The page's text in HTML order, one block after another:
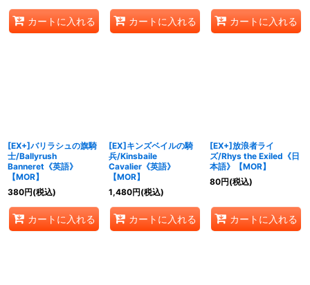
カートに入れる カートに入れる カートに入れる
[EX+]バリラシュの旗騎
士/Ballyrush
Banneret《英語》
【MOR】
380円(税込)
カートに入れる
[EX]キンズベイルの騎
兵/Kinsbaile
Cavalier《英語》
【MOR】
1,480円(税込)
カートに入れる
[EX+]放浪者ライ
ズ/Rhys the Exiled《日
本語》【MOR】
80円(税込)
カートに入れる